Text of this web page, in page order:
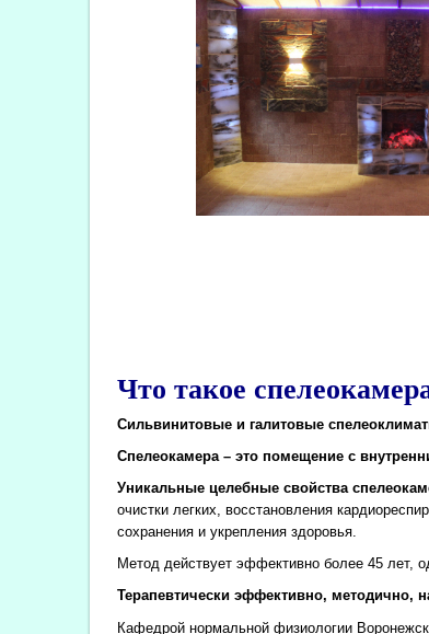
Что такое
Сильвинитовые и галитовые
Спелеокамера – это помещение с
Уникальные целебные свойства
очистки легких, восстановления
сохранения и укрепления здоровья.
Метод действует эффективно более 45 лет,
Терапевтически эффективно, методично,
Кафедрой нормальной физиологии